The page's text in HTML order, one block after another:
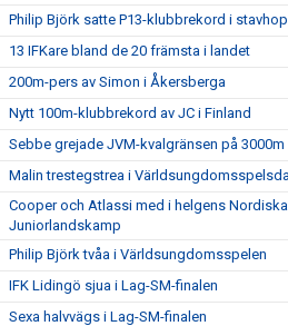
Philip Björk satte P13-klubbrekord i
13 IFKare bland de 20 främsta i landet
200m-pers av Simon i Åkersberga
Nytt 100m-klubbrekord av JC i Finland
Sebbe grejade JVM-kvalgränsen på 3000m
Malin trestegstrea i
Cooper och Atlassi med i helgens Nordiska
Juniorlandskamp
Philip Björk tvåa i Världsungdomsspelen
IFK Lidingö sjua i Lag-SM-finalen
Sexa halvvägs i Lag-SM-finalen